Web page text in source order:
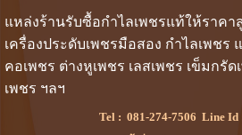
แหล่งร้านรับซื้อกำไลเพชรแท้ให้ราคา
เครื่องประดับเพชรมือสอง กำไลเพชร
คอเพชร ต่างหูเพชร เลสเพชร เข็มกรั
เพชร ฯลฯ
Tel :081-274-7506 Line